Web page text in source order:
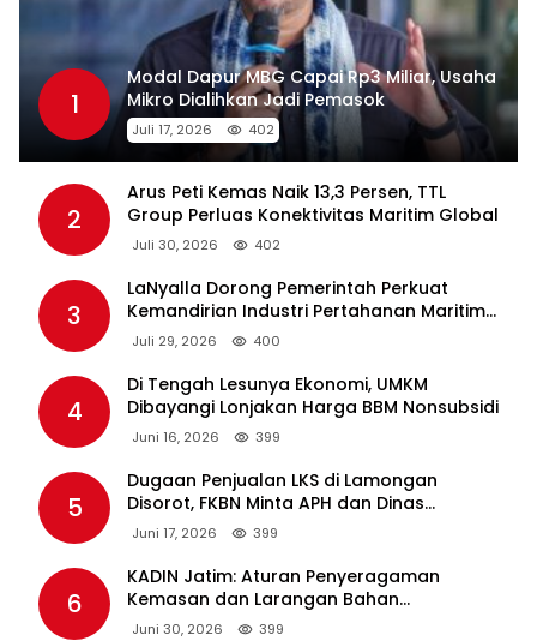
1
Modal Dapur MBG Capai Rp3 Miliar, Usaha
Mikro Dialihkan Jadi Pemasok
Juli 17, 2026 402
2
Arus Peti Kemas Naik 13,3 Persen, TTL
Group Perluas Konektivitas Maritim Global
Juli 30, 2026 402
3
LaNyalla Dorong Pemerintah Perkuat
Kemandirian Industri Pertahanan Maritim
Lewat PT PAL
Juli 29, 2026 400
4
Di Tengah Lesunya Ekonomi, UMKM
Dibayangi Lonjakan Harga BBM Nonsubsidi
Juni 16, 2026 399
5
Dugaan Penjualan LKS di Lamongan
Disorot, FKBN Minta APH dan Dinas
Pendidikan Bertindak Tegas.
Juni 17, 2026 399
6
KADIN Jatim: Aturan Penyeragaman
Kemasan dan Larangan Bahan
Tambahan Berpotensi Ganggu Industri
Juni 30, 2026 399